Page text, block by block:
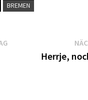
BREMEN
Vorheriger
Herrje,